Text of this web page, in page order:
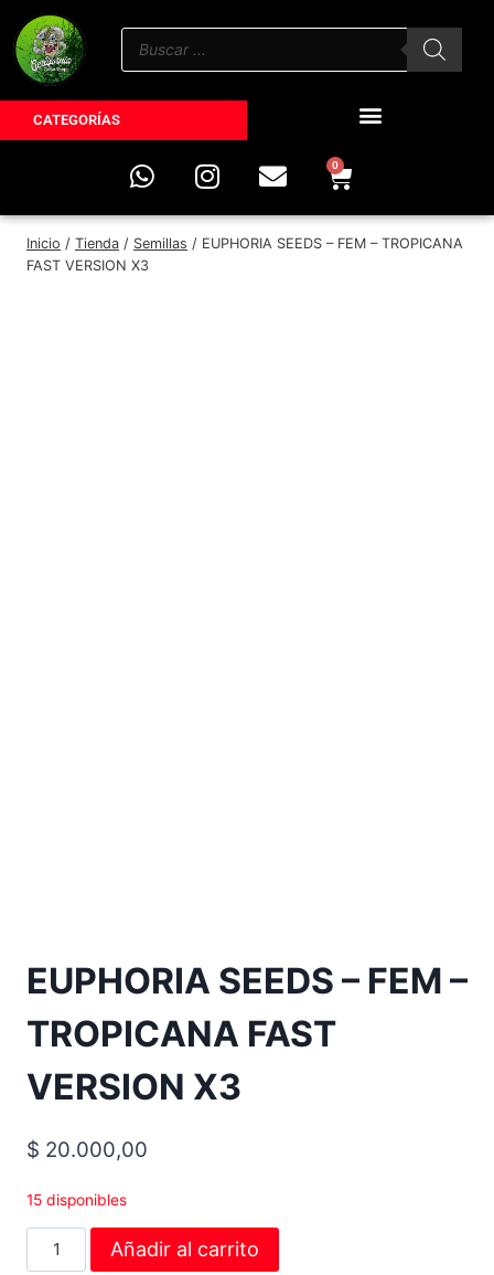
CATEGORÍAS
0
Inicio / Tienda / Semillas / EUPHORIA SEEDS – FEM – TROPICANA
FAST VERSION X3
EUPHORIA SEEDS – FEM –
TROPICANA FAST
VERSION X3
$ 20.000,00
15 disponibles
Añadir al carrito